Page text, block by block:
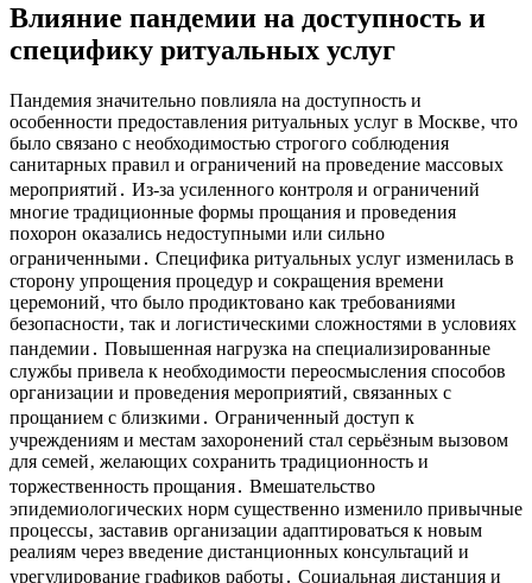
Влияние пандемии на доступность и
специфику ритуальных услуг
Пандемия значительно повлияла на доступность и
особенности предоставления ритуальных услуг в Москве‚ что
было связано с необходимостью строгого соблюдения
санитарных правил и ограничений на проведение массовых
мероприятий․ Из-за усиленного контроля и ограничений
многие традиционные формы прощания и проведения
похорон оказались недоступными или сильно
ограниченными․ Специфика ритуальных услуг изменилась в
сторону упрощения процедур и сокращения времени
церемоний‚ что было продиктовано как требованиями
безопасности‚ так и логистическими сложностями в условиях
пандемии․ Повышенная нагрузка на специализированные
службы привела к необходимости переосмысления способов
организации и проведения мероприятий‚ связанных с
прощанием с близкими․ Ограниченный доступ к
учреждениям и местам захоронений стал серьёзным вызовом
для семей‚ желающих сохранить традиционность и
торжественность прощания․ Вмешательство
эпидемиологических норм существенно изменило привычные
процессы‚ заставив организации адаптироваться к новым
реалиям через введение дистанционных консультаций и
урегулирование графиков работы․ Социальная дистанция и